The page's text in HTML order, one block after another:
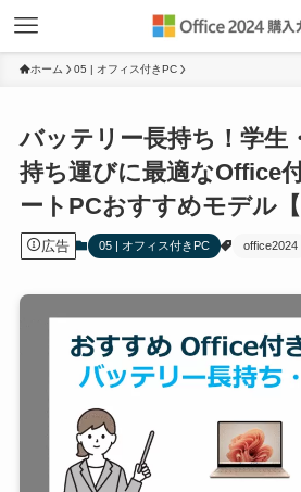
ホーム 05 | オフィス付きPC
バッテリー長持ち！学生
持ち運びに最適なOffice
ートPCおすすめモデル【
広告 05 | オフィス付きPC office2024